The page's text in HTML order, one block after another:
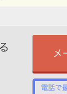
メ
電話で